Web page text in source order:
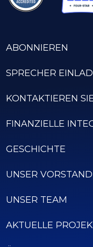
ABONNIEREN
SPRECHER
KONTAKTIEREN
FINANZIELLE
GESCHICHTE
UNSER VORSTAND
UNSER TEAM
AKTUELLE